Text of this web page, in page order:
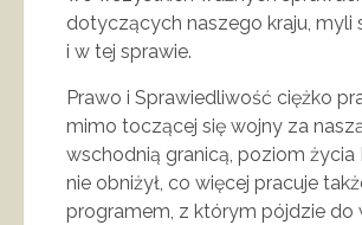
dotyczących naszego kraju, myli
i w tej sprawie.
Prawo i Sprawiedliwość ciężko
mimo toczącej się wojny za
wschodnią granicą, poziom życia
nie obniżył, co więcej pracuje
programem, z którym pójdzie do